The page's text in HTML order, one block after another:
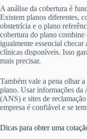
A análise da cobertura é
Existem planos diferentes,
obstetrícia e o plano
cobertura do plano combine
igualmente essencial
clínicas disponíveis. Isso
mais precisar.
Também vale a pena olhar
plano. Usar informações da
(ANS) e sites de
empresa é confiável e se
Dicas para obter uma